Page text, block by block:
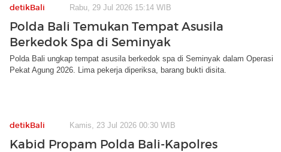
detikBali Rabu, 29 Jul 2026 15:14 WIB
Polda Bali Temukan Tempat Asusila
Berkedok Spa di Seminyak
Polda Bali ungkap tempat asusila berkedok spa di Seminyak dalam Operasi
Pekat Agung 2026. Lima pekerja diperiksa, barang bukti disita.
detikBali Kamis, 23 Jul 2026 00:30 WIB
Kabid Propam Polda Bali-Kapolres